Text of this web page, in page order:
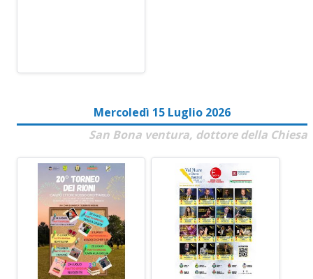
Mercoledì 15 Luglio 2026
San Bona ventura, dottore della Chiesa